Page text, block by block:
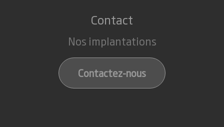
Contact
Nos implantations
Contactez-nous